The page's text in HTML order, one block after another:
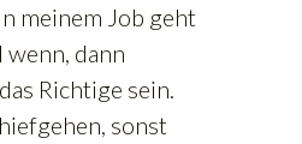
meinem Job geht
wenn, dann
Richtige sein.
sonst